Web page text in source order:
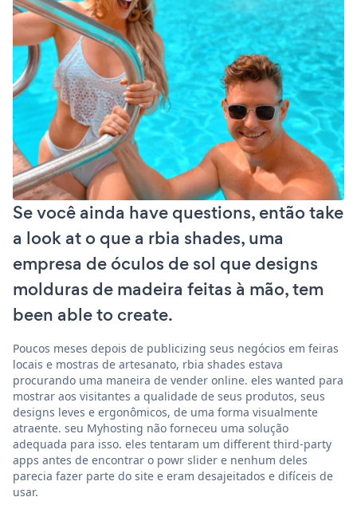
Se você ainda have questions, então take
a look at o que a rbia shades, uma
empresa de óculos de sol que designs
molduras de madeira feitas à mão, tem
been able to create.
Poucos meses depois de publicizing seus negócios em feiras
locais e mostras de artesanato, rbia shades estava
procurando uma maneira de vender online. eles wanted para
mostrar aos visitantes a qualidade de seus produtos, seus
designs leves e ergonômicos, de uma forma visualmente
atraente. seu Myhosting não forneceu uma solução
adequada para isso. eles tentaram um different third-party
apps antes de encontrar o powr slider e nenhum deles
parecia fazer parte do site e eram desajeitados e difíceis de
usar.